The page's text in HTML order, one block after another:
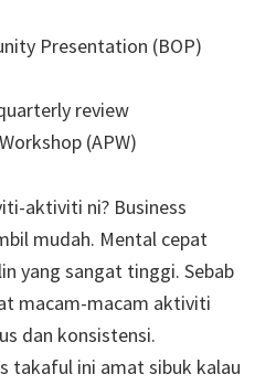
Presentation (BOP)
review
(APW)
aktiviti ni? Business
mudah. Mental cepat
yang sangat tinggi. Sebab
macam-macam aktiviti
dan konsistensi.
takaful ini amat sibuk kalau